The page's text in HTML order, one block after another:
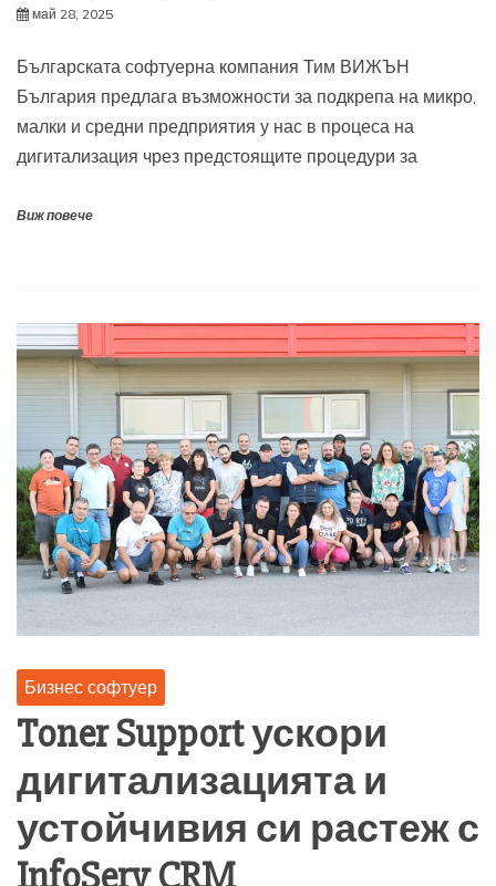
май 28, 2025
Българската софтуерна компания Тим ВИЖЪН
България предлага възможности за подкрепа на микро,
малки и средни предприятия у нас в процеса на
дигитализация чрез предстоящите процедури за
Виж повече
Бизнес софтуер
Toner Support ускори
дигитализацията и
устойчивия си растеж с